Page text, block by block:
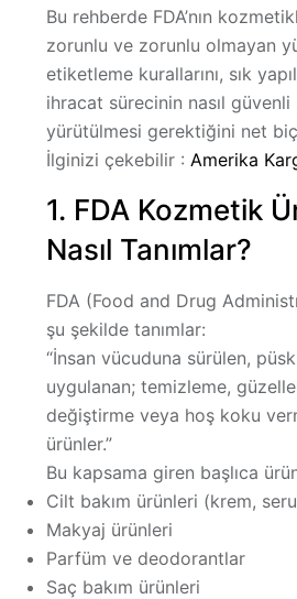
Bu rehberde FDA’nın
zorunlu ve zorunlu olmayan
etiketleme kurallarını, sık
ihracat sürecinin nasıl
yürütülmesi gerektiğini net
İlginizi çekebilir : Amerika
1. FDA Kozmetik
Nasıl Tanımlar?
FDA (Food and Drug
şu şekilde tanımlar:
“İnsan vücuduna sürülen,
uygulanan; temizleme,
değiştirme veya hoş koku
ürünler.”
Bu kapsama giren başlıca
Cilt bakım ürünleri (krem,
Makyaj ürünleri
Parfüm ve deodorantlar
Saç bakım ürünleri